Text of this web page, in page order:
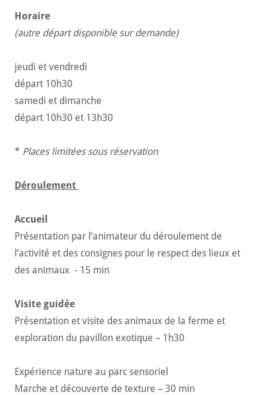
Horaire
(autre départ disponible sur demande)
jeudi et vendredi
départ 10h30
samedi et dimanche
départ 10h30 et 13h30
* Places limitées sous réservation
Déroulement
Accueil
Présentation par l’animateur du déroulement de
l’activité et des consignes pour le respect des lieux et
des animaux - 15 min
Visite guidée
Présentation et visite des animaux de la ferme et
exploration du pavillon exotique – 1h30
Expérience nature au parc sensoriel
Marche et découverte de texture – 30 min